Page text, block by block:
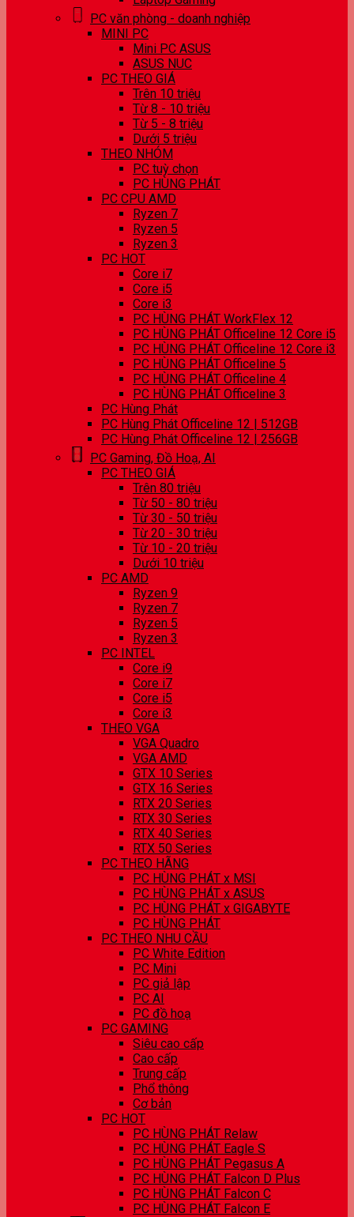
PC văn phòng - doanh nghiệp
MINI PC
Mini PC ASUS
ASUS NUC
PC THEO GIÁ
Trên 10 triệu
Từ 8 - 10 triệu
Từ 5 - 8 triệu
Dưới 5 triệu
THEO NHÓM
PC tuỳ chọn
PC HÙNG PHÁT
PC CPU AMD
Ryzen 7
Ryzen 5
Ryzen 3
PC HOT
Core i7
Core i5
Core i3
PC HÙNG PHÁT WorkFlex 12
PC HÙNG PHÁT Officeline 12 Core i5
PC HÙNG PHÁT Officeline 12 Core i3
PC HÙNG PHÁT Officeline 5
PC HÙNG PHÁT Officeline 4
PC HÙNG PHÁT Officeline 3
PC Hùng Phát
PC Hùng Phát Officeline 12 | 512GB
PC Hùng Phát Officeline 12 | 256GB
PC Gaming, Đồ Hoạ, AI
PC THEO GIÁ
Trên 80 triệu
Từ 50 - 80 triệu
Từ 30 - 50 triệu
Từ 20 - 30 triệu
Từ 10 - 20 triệu
Dưới 10 triệu
PC AMD
Ryzen 9
Ryzen 7
Ryzen 5
Ryzen 3
PC INTEL
Core i9
Core i7
Core i5
Core i3
THEO VGA
VGA Quadro
VGA AMD
GTX 10 Series
GTX 16 Series
RTX 20 Series
RTX 30 Series
RTX 40 Series
RTX 50 Series
PC THEO HÃNG
PC HÙNG PHÁT x MSI
PC HÙNG PHÁT x ASUS
PC HÙNG PHÁT x GIGABYTE
PC HÙNG PHÁT
PC THEO NHU CẦU
PC White Edition
PC Mini
PC giả lập
PC AI
PC đồ hoạ
PC GAMING
Siêu cao cấp
Cao cấp
Trung cấp
Phổ thông
Cơ bản
PC HOT
PC HÙNG PHÁT Relaw
PC HÙNG PHÁT Eagle S
PC HÙNG PHÁT Pegasus A
PC HÙNG PHÁT Falcon D Plus
PC HÙNG PHÁT Falcon C
PC HÙNG PHÁT Falcon E